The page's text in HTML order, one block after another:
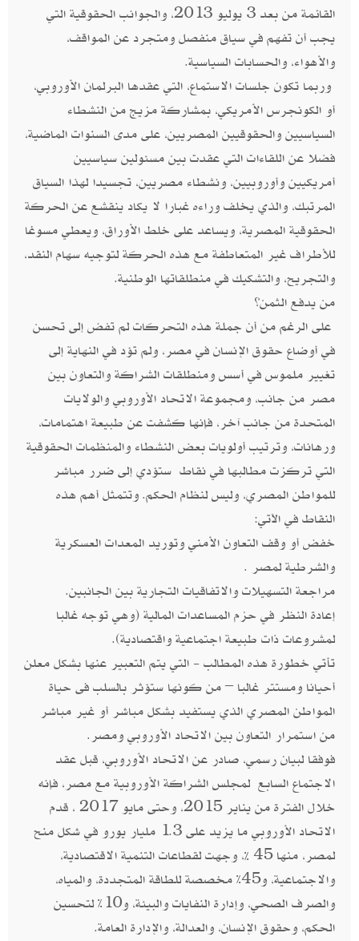
القائمة من بعد 3 يوليو 2013، والجوانب الحقوقية التي
يجب أن تفهم في سياق منفصل ومتجرد عن المواقف،
والأهواء، والحسابات السياسية.
وربما تكون جلسات الاستماع، التي عقدها البرلمان الأوروبي،
أو الكونجرس الأمريكي، بمشاركة مزيج من النشطاء
السياسيين والحقوقيين المصريين، على مدى السنوات الماضية،
فضلا عن اللقاءات التي عقدت بين مسئولين سياسيين
أمريكيين وأوروبيين، ونشطاء مصريين، تجسيدا لهذا السياق
المرتبك، والذي يخلف وراءه غبارا لا يكاد ينقشع عن الحركة
الحقوقية المصرية، ويساعد على خلط الأوراق، ويعطي مسوغا
للأطراف غير المتعاطفة مع هذه الحركة لتوجيه سهام النقد،
والتجريح، والتشكيك في منطلقاتها الوطنية.
من يدفع الثمن؟
على الرغم من أن جملة هذه التحركات لم تفض إلى تحسن
في أوضاع حقوق الإنسان في مصر، ولم تؤد في النهاية إلى
تغيير ملموس في أسس ومنطلقات الشراكة والتعاون بين
مصر من جانب، ومجموعة الاتحاد الأوروبي والولايات
المتحدة من جانب آخر، فإنها كشفت عن طبيعة اهتمامات،
ورهانات، وترتيب أولويات بعض النشطاء والمنظمات الحقوقية
التي تركزت مطالبها في نقاط ستؤدي إلى ضرر مباشر
للمواطن المصري، وليس لنظام الحكم. وتتمثل أهم هذه
النقاط في الآتي:
خفض أو وقف التعاون الأمني وتوريد المعدات العسكرية
والشرطية لمصر .
مراجعة التسهيلات والاتفاقيات التجارية بين الجانبين.
إعادة النظر في حزم المساعدات المالية (وهي توجه غالبا
لمشروعات ذات طبيعة اجتماعية واقتصادية).
تأتي خطورة هذه المطالب - التي يتم التعبير عنها بشكل معلن
أحيانا ومستتر غالبا – من كونها ستؤثر بالسلب فى حياة
المواطن المصري الذي يستفيد بشكل مباشر أو غير مباشر
من استمرار التعاون بين الاتحاد الأوروبي ومصر.
فوفقا لبيان رسمي، صادر عن الاتحاد الأوروبي، قبل عقد
الاجتماع السابع لمجلس الشراكة الأوروبية مع مصر، فإنه
خلال الفترة من يناير 2015، وحتى مايو 2017 ، قدم
الاتحاد الأوروبي ما يزيد على 1.3 مليار يورو في شكل منح
لمصر، منها 45 %، وجهت لقطاعات التنمية الاقتصادية،
والاجتماعية، و45٪ مخصصة للطاقة المتجددة، والمياه،
والصرف الصحي، وإدارة النفايات والبيئة، و10٪ لتحسين
الحكم، وحقوق الإنسان، والعدالة، والإدارة العامة.